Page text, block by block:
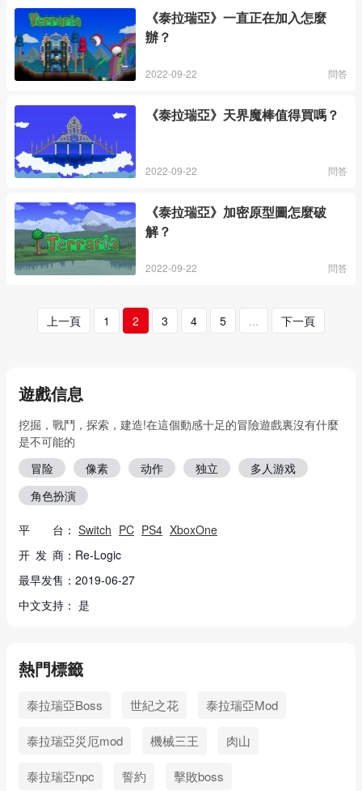
《泰拉瑞亞》一直正在加入怎麼
辦？
2022-09-22 問答
《泰拉瑞亞》天界魔棒值得買嗎？
2022-09-22 問答
《泰拉瑞亞》加密原型圖怎麼破
解？
2022-09-22 問答
上一頁 1 2 3 4 5 ... 下一頁
遊戲信息
挖掘，戰鬥，探索，建造!在這個動感十足的冒險遊戲裏沒有什麼
是不可能的
冒险
像素 动作 独立
多人游戏
角色扮演
平 台： Switch PC PS4 XboxOne
开 发 商：Re-Logic
最早发售：2019-06-27
中文支持： 是
熱門標籤
泰拉瑞亞Boss 世紀之花 泰拉瑞亞Mod
泰拉瑞亞災厄mod 機械三王 肉山
泰拉瑞亞npc 誓約 擊敗boss